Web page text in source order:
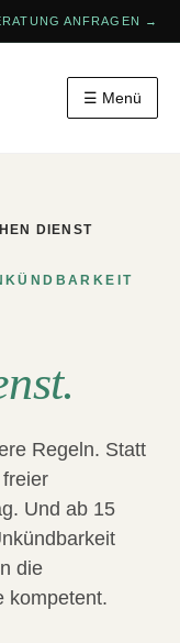
ANFRAGEN →
☰ Menü
DIENST
Regeln. Statt
Und ab 15
die
kompetent.